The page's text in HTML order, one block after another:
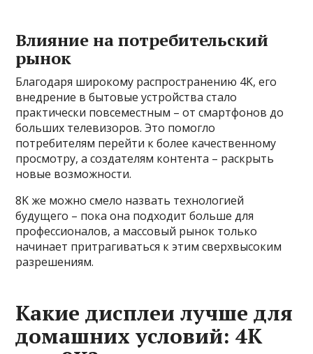
Влияние на потребительский
рынок
Благодаря широкому распространению 4K, его
внедрение в бытовые устройства стало
практически повсеместным – от смартфонов до
больших телевизоров. Это помогло
потребителям перейти к более качественному
просмотру, а создателям контента – раскрыть
новые возможности.
8K же можно смело назвать технологией
будущего – пока она подходит больше для
профессионалов, а массовый рынок только
начинает притрагиваться к этим сверхвысоким
разрешениям.
Какие дисплеи лучше для
домашних условий: 4K